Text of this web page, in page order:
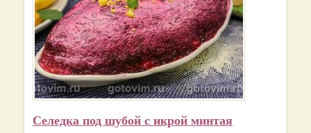
Селедка под шубой с икрой минтая